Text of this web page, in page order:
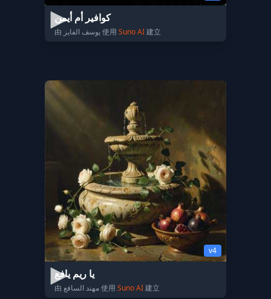
كوافير أم أيمن
由 يوسف الفايز 使用 Suno AI建立
v4
يا ريم يافع
由 مهند السافع 使用 Suno AI建立